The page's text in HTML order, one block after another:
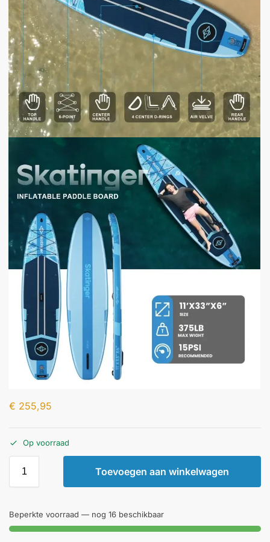
€ 255,95
Op voorraad
Toevoegen aan winkelwagen
Beperkte voorraad — nog 16 beschikbaar